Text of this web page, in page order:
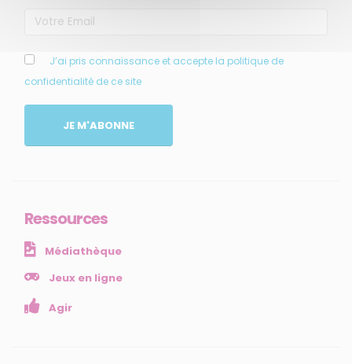
J’ai pris connaissance et accepte la politique de
confidentialité de ce site
JE M'ABONNE
Ressources
Médiathèque
Jeux en ligne
Agir
Accueil
Agir
NOS SERVICES
Presse